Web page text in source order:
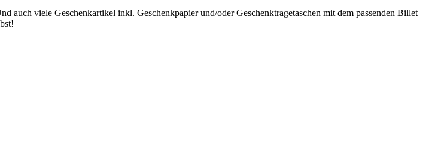
viele Geschenkartikel inkl. Geschenkpapier und/oder Geschenktragetaschen mit dem passenden Billet